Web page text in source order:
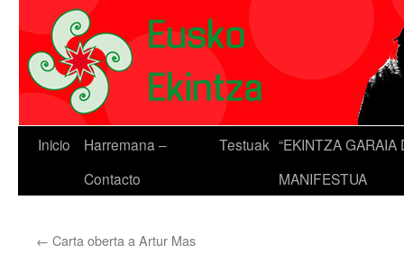
Inicio
Harremana –
Contacto
Testuak “EKINTZA GARAIA
MANIFESTUA
← Carta oberta a Artur Mas